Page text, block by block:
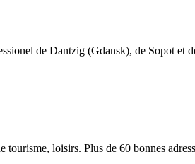
de Dantzig (Gdansk), de Sopot et
loisirs. Plus de 60 bonnes